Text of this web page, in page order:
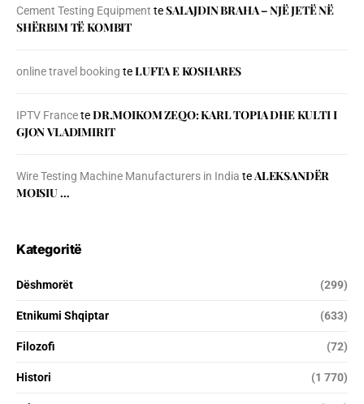
Cement Testing Equipment teSALAJDIN BRAHA – NJЁ JETЁ NЁ
SHЁRBIM TЁ KOMBIT
online travel booking teLUFTA E KOSHARES
IPTV FranceteDR.MOIKOM ZEQO: KARL TOPIA DHE KULTI I
GJON VLADIMIRIT
Wire Testing Machine Manufacturers in India teALEKSANDËR
MOISIU …
Kategoritë
Dëshmorët (299)
Etnikumi Shqiptar (633)
Filozofi (72)
Histori (1 770)